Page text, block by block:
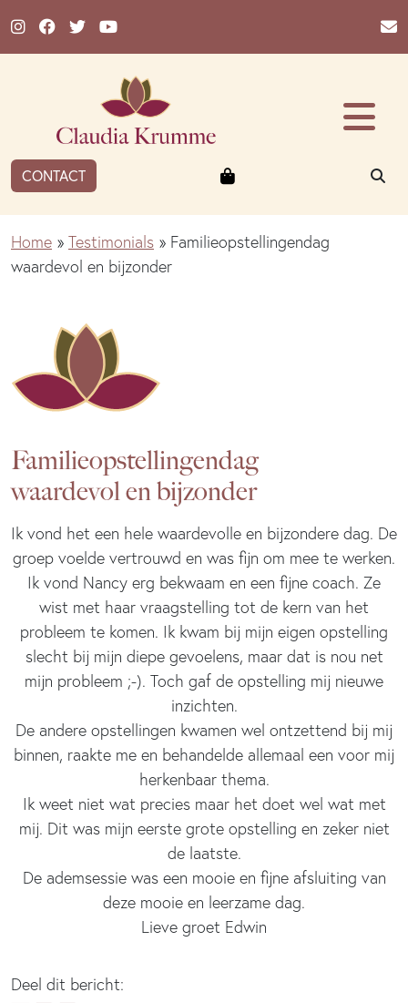
CONTACT Winkelmandje
Home » Testimonials » Familieopstellingendag
waardevol en bijzonder
Familieopstellingendag
waardevol en bijzonder
Ik vond het een hele waardevolle en bijzondere dag. De
groep voelde vertrouwd en was fijn om mee te werken.
Ik vond Nancy erg bekwaam en een fijne coach. Ze
wist met haar vraagstelling tot de kern van het
probleem te komen. Ik kwam bij mijn eigen opstelling
slecht bij mijn diepe gevoelens, maar dat is nou net
mijn probleem ;-). Toch gaf de opstelling mij nieuwe
inzichten.
De andere opstellingen kwamen wel ontzettend bij mij
binnen, raakte me en behandelde allemaal een voor mij
herkenbaar thema.
Ik weet niet wat precies maar het doet wel wat met
mij. Dit was mijn eerste grote opstelling en zeker niet
de laatste.
De ademsessie was een mooie en fijne afsluiting van
deze mooie en leerzame dag.
Lieve groet Edwin
Deel dit bericht: